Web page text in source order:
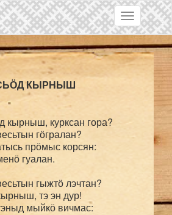
Toggle
navigation
кырныш, курксан гора?
гӧгралан?
прӧмыс корсян:
гуалан.
гыжтӧ лэчтан?
тэ эн дур!
мыйкӧ вичмас: